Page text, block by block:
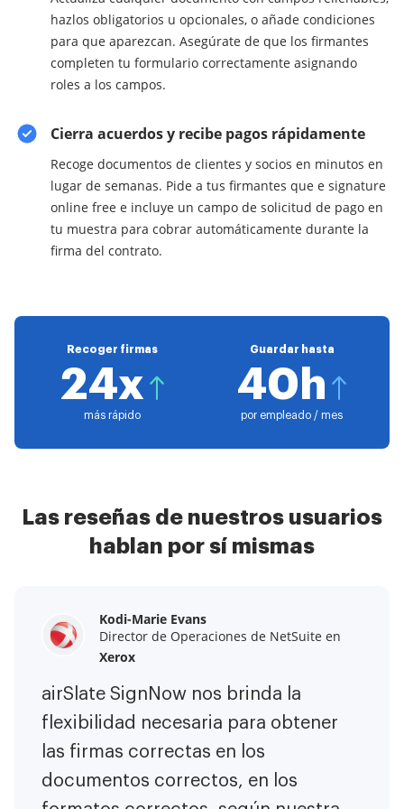
hazlos obligatorios u opcionales, o añade condiciones
para que aparezcan. Asegúrate de que los firmantes
completen tu formulario correctamente asignando
roles a los campos.
Cierra acuerdos y recibe pagos rápidamente
Recoge documentos de clientes y socios en minutos en
lugar de semanas. Pide a tus firmantes que e signature
online free e incluye un campo de solicitud de pago en
tu muestra para cobrar automáticamente durante la
firma del contrato.
Recoger firmas
24x
más rápido
Guardar hasta
40h
por empleado / mes
Las reseñas de nuestros usuarios
hablan por sí mismas
Kodi-Marie Evans
Director de Operaciones de NetSuite en
Xerox
airSlate SignNow nos brinda la
flexibilidad necesaria para obtener
las firmas correctas en los
documentos correctos, en los
Samantha Jo
Socio de cliente Enterprise enYelp
airSlate SignNow ha hecho mi vida
más fácil. ¡Ha sido fundamental
tener la capacidad de firmar
contratos en cualquier lugar! Ahora
es menos estresante hacer las
Megan Bond
Gestión de marketing digital en
Electrolux
Este software ha aumentado el
valor de nuestro negocio. Me he
librado de las tareas repetitivas.
Soy capaz de crear formularios web